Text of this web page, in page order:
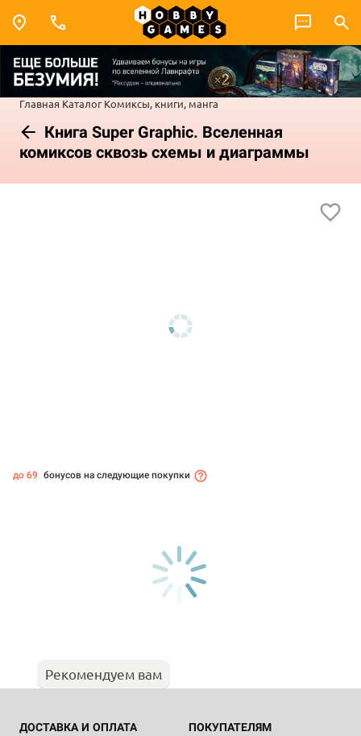
Главная Каталог Комиксы, книги, манга
Книга Super Graphic. Вселенная
комиксов сквозь схемы и диаграммы
до 69 бонусов на следующие покупки
Рекомендуем вам
ДОСТАВКА И ОПЛАТА ПОКУПАТЕЛЯМ